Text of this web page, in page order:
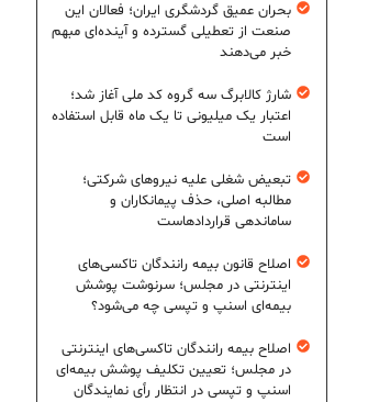
بحران عمیق گردشگری ایران؛ فعالان این
صنعت از تعطیلی گسترده و آینده‌ای مبهم
خبر می‌دهند
شارژ کالابرگ سه گروه کد ملی آغاز شد؛
اعتبار یک میلیونی تا یک ماه قابل استفاده
است
تبعیض شغلی علیه نیروهای شرکتی؛
مطالبه اصلی، حذف پیمانکاران و
ساماندهی قراردادهاست
اصلاح قانون بیمه رانندگان تاکسی‌های
اینترنتی در مجلس؛ سرنوشت پوشش
بیمه‌ای اسنپ و تپسی چه می‌شود؟
اصلاح بیمه رانندگان تاکسی‌های اینترنتی
در مجلس؛ تعیین تکلیف پوشش بیمه‌ای
اسنپ و تپسی در انتظار رأی نمایندگان